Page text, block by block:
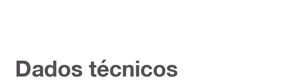
Dados técnicos